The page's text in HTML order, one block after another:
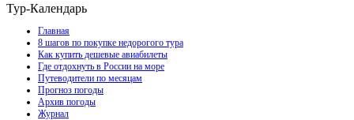
Тур-Календарь
Главная
8 шагов по покупке недорогого тура
Как купить дешевые авиабилеты
Где отдохнуть в России на море
Путеводители по месяцам
Прогноз погоды
Архив погоды
Журнал